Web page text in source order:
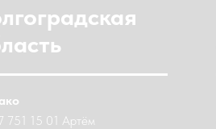
751 15 01 Артём